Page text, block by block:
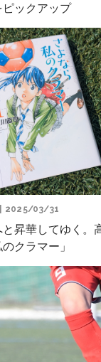
ックアップ
| 2025/03/31
昇華してゆく。
クラマー」